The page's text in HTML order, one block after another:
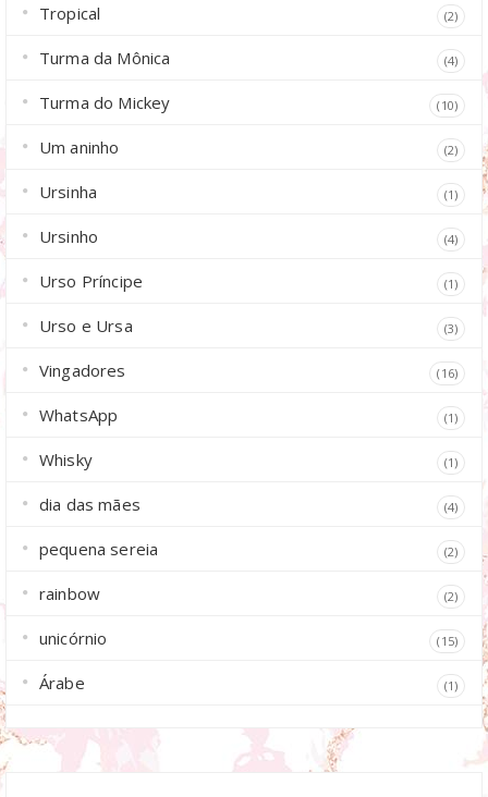
Tropical (2)
Turma da Mônica (4)
Turma do Mickey (10)
Um aninho (2)
Ursinha (1)
Ursinho (4)
Urso Príncipe (1)
Urso e Ursa (3)
Vingadores (16)
WhatsApp (1)
Whisky (1)
dia das mães (4)
pequena sereia (2)
rainbow (2)
unicórnio (15)
Árabe (1)